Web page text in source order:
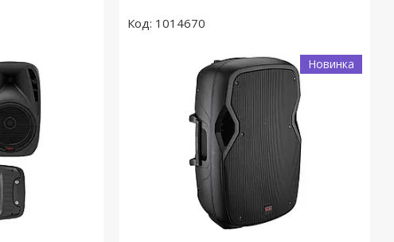
1014670
Новинка